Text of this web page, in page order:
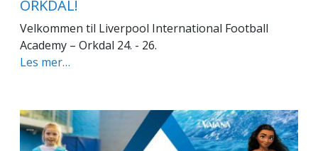
ORKDAL!
Velkommen til Liverpool International Football
Academy – Orkdal 24. - 26.
Les mer…